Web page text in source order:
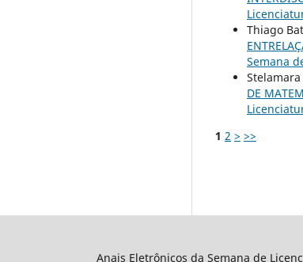
Thiago
Semana
DE
1 2 > >>
Anais Eletrônicos da Semana de